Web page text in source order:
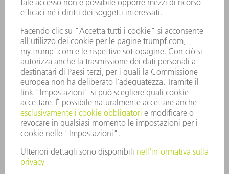
COMPLIANCE
SISTEMA DI WHISTLEBLOWING
SECURITY
COMUNICATI STAMPA
RIVISTE
SOSTENIBILITÀ
CLIMA E AMBIENTE
IMPEGNO SOCIALE E COMUNITARIO
GOVERNANCE AZIENDALE